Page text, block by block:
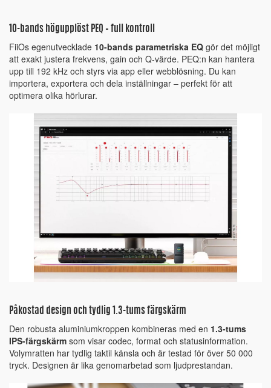
10-bands högupplöst PEQ – full kontroll
FiiOs egenutvecklade 10-bands parametriska EQ gör det möjligt
att exakt justera frekvens, gain och Q-värde. PEQ:n kan hantera
upp till 192 kHz och styrs via app eller webblösning. Du kan
importera, exportera och dela inställningar – perfekt för att
optimera olika hörlurar.
Påkostad design och tydlig 1.3-tums färgskärm
Den robusta aluminiumkroppen kombineras med en 1.3-tums
IPS-färgskärm som visar codec, format och statusinformation.
Volymratten har tydlig taktil känsla och är testad för över 50 000
tryck. Designen är lika genomarbetad som ljudprestandan.